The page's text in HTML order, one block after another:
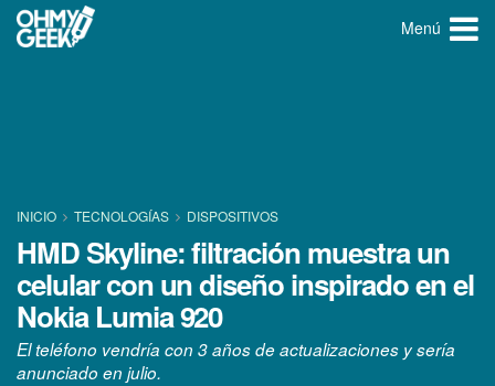
Menú
INICIO TECNOLOGÍ­AS DISPOSITIVOS
HMD Skyline: filtración muestra un
celular con un diseño inspirado en el
Nokia Lumia 920
El teléfono vendría con 3 años de actualizaciones y sería
anunciado en julio.